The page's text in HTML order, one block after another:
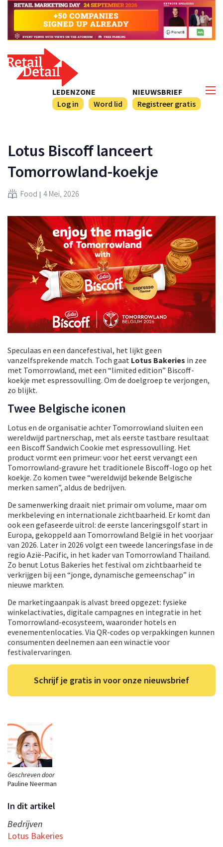
NIEUWSBRIEF
Registreer gratis
LEDENZONE
Log in
Word lid
Geschreven door
Pauline Neerman
In dit artikel
Bedrijven
Lotus Bakeries
Lotus Biscoff lanceert
Tomorrowland-koekje
Food 4 Mei, 2026
Speculaas en een dancefestival, het lijkt geen
vanzelfsprekende match. Toch gaat Lotus Bakeries in zee
met Tomorrowland, met een “limited edition” Biscoff-
koekje met espressovulling. Om de doelgroep te verjongen,
zo blijkt.
Twee Belgische iconen
Lotus en de organisatie achter Tomorrowland sluiten een
wereldwijd partnerschap, met als eerste tastbare resultaat
een Biscoff Sandwich Cookie met espressovulling. Het
product vormt een primeur: voor het eerst vervangt een
Tomorrowland-gravure het traditionele Biscoff-logo op het
koekje. Zo komen twee “wereldwijd bekende Belgische
merken samen”, aldus de bedrijven.
De samenwerking draait niet primair om volume, maar om
merkbeleving en internationale zichtbaarheid. Er komt dan
ook een gefaseerde uitrol: de eerste lanceringsgolf start in
Europa, gekoppeld aan Tomorrowland België in het voorjaar
van 2026. Later in 2026 volgt een tweede lanceringsfase in de
regio Azië-Pacific, in het kader van Tomorrowland Thailand.
Zo benut Lotus Bakeries het festival om zichtbaarheid te
verkrijgen bij een “jonge, dynamische gemeenschap” in
nieuwe markten.
De marketingaanpak is alvast breed opgezet: fysieke
winkelactivaties, digitale campagnes en integratie in het
Tomorrowland-ecosysteem, waaronder hotels en
evenementenlocaties. Via QR-codes op verpakkingen kunnen
consumenten deelnemen aan een winactie voor
festivalervaringen.
Schrijf je gratis in voor onze nieuwsbrief